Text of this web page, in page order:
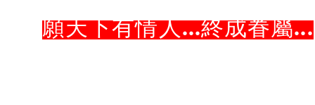
願天下有情人...終成眷屬...